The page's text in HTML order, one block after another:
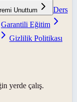
Unuttum
Ders
Garantili Eğitim
Gizlilik Politikası
yerde çalış.